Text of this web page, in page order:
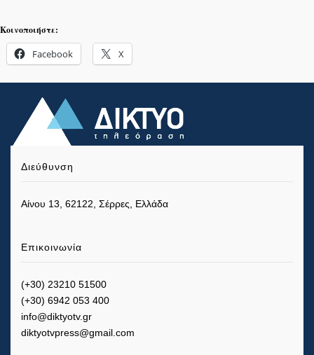
Κοινοποιήστε:
Facebook X
Διεύθυνση
Αίνου 13, 62122, Σέρρες, Ελλάδα
Επικοινωνία
(+30) 23210 51500
(+30) 6942 053 400
info@diktyotv.gr
diktyotvpress@gmail.com